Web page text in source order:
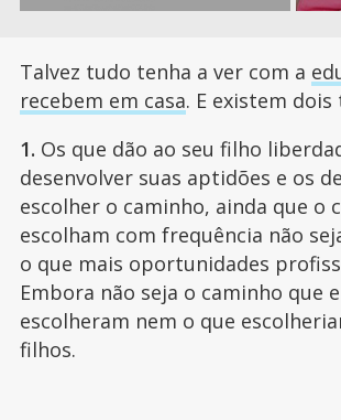
Talvez tudo tenha a ver com a
recebem em casa. E existem
1. Os que dão ao seu filho
desenvolver suas aptidões e os
escolher o caminho, ainda que o
escolham com frequência não
o que mais oportunidades
Embora não seja o caminho que
escolheram nem o que
filhos.